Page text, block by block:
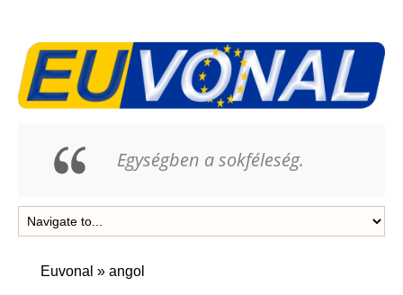
Egységben a sokféleség.
Euvonal » angol